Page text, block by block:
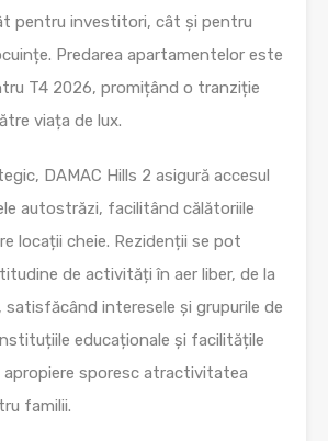
pentru investitori, cât și pentru
Predarea apartamentelor este
T4 2026, promițând o tranziție
viața de lux.
DAMAC Hills 2 asigură accesul
autostrăzi, facilitând călătoriile
locații cheie. Rezidenții se pot
de activități în aer liber, de la
interesele și grupurile de
educaționale și facilitățile
sporesc atractivitatea
familii.